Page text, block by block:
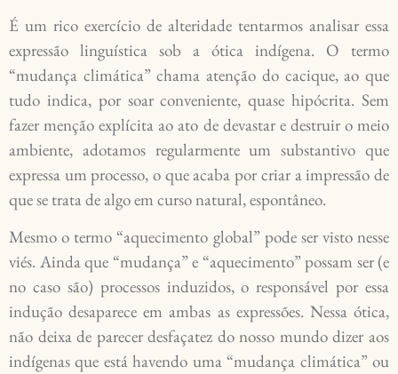
É um rico exercício de alteridade tentarmos analisar essa
expressão linguística sob a ótica indígena. O termo
“mudança climática” chama atenção do cacique, ao que
tudo indica, por soar conveniente, quase hipócrita. Sem
fazer menção explícita ao ato de devastar e destruir o meio
ambiente, adotamos regularmente um substantivo que
expressa um processo, o que acaba por criar a impressão de
que se trata de algo em curso natural, espontâneo.
Mesmo o termo “aquecimento global” pode ser visto nesse
viés. Ainda que “mudança” e “aquecimento” possam ser (e
no caso são) processos induzidos, o responsável por essa
indução desaparece em ambas as expressões. Nessa ótica,
não deixa de parecer desfaçatez do nosso mundo dizer aos
indígenas que está havendo uma “mudança climática” ou